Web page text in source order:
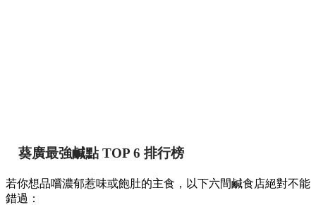
葵廣最強鹹點 TOP 6 排行榜
若你想品嚐濃郁惹味或飽肚的主食，以下六間鹹食店絕對不能
錯過：